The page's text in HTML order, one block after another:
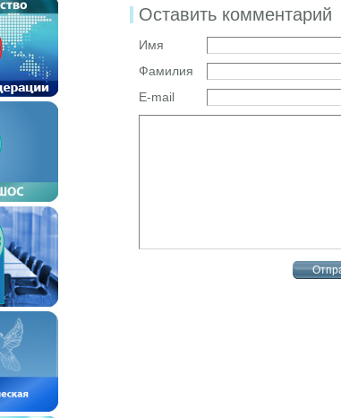
Оставить комментарий
Имя
Фамилия
E-mail